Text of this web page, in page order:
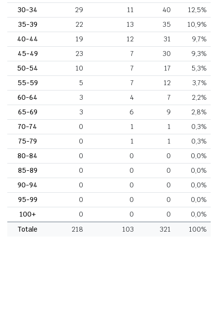
30-34
29 11 40
12,5%
35-39
22 13 35
10,9%
40-44
19 12 31
9,7%
45-49
23 7 30
9,3%
50-54
10 7 17
5,3%
55-59
5 7 12
3,7%
60-64
3 4 7
2,2%
65-69
3 6 9
2,8%
70-74
0 1 1
0,3%
75-79
0 1 1
0,3%
80-84
0 0 0
0,0%
85-89
0 0 0
0,0%
90-94
0 0 0
0,0%
95-99
0 0 0
0,0%
100+
0 0 0
0,0%
Totale
218 103 321 100%